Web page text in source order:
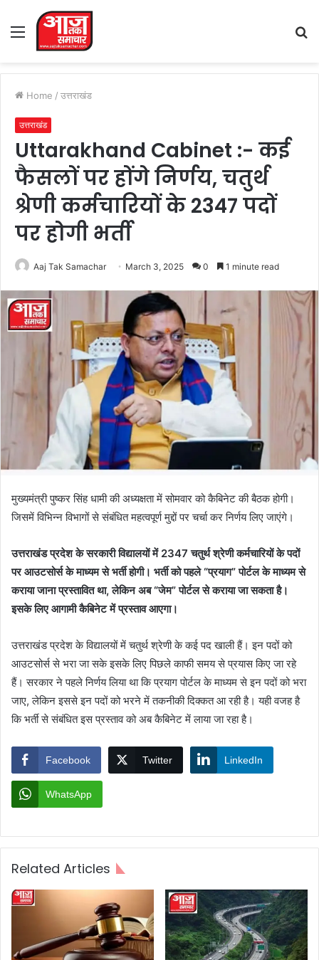
Menu
Home / उत्तराखंड
उत्तराखंड
Uttarakhand Cabinet :- कई
फैसलों पर होंगे निर्णय, चतुर्थ
श्रेणी कर्मचारियों के 2347 पदों
पर होगी भर्ती
Aaj Tak Samachar March 3, 2025 0 1 minute read
मुख्यमंत्री पुष्कर सिंह धामी की अध्यक्षता में सोमवार को कैबिनेट की बैठक होगी।
जिसमें विभिन्न विभागों से संबंधित महत्वपूर्ण मुद्दों पर चर्चा कर निर्णय लिए जाएंगे।
उत्तराखंड प्रदेश के सरकारी विद्यालयों में 2347 चतुर्थ श्रेणी कर्मचारियों के पदों
पर आउटसोर्स के माध्यम से भर्ती होगी। भर्ती को पहले “प्रयाग” पोर्टल के माध्यम से
कराया जाना प्रस्तावित था, लेकिन अब “जेम” पोर्टल से कराया जा सकता है।
इसके लिए आगामी कैबिनेट में प्रस्ताव आएगा।
उत्तराखंड प्रदेश के विद्यालयों में चतुर्थ श्रेणी के कई पद खाली हैं। इन पदों को
आउटसोर्स से भरा जा सके इसके लिए पिछले काफी समय से प्रयास किए जा रहे
हैं। सरकार ने पहले निर्णय लिया था कि प्रयाग पोर्टल के माध्यम से इन पदों को भरा
जाए, लेकिन इससे इन पदों को भरने में तकनीकी दिक्कत आ रही है। यही वजह है
कि भर्ती से संबंधित इस प्रस्ताव को अब कैबिनेट में लाया जा रहा है।
Facebook Twitter LinkedIn
WhatsApp
Related Articles